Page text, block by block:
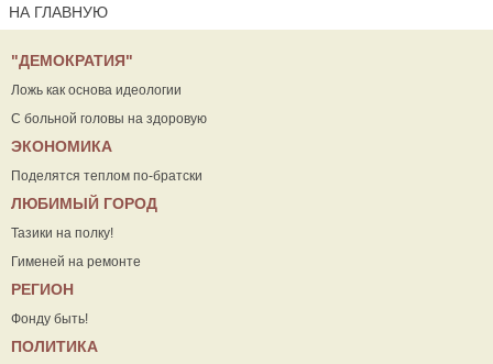
НА ГЛАВНУЮ
"ДЕМОКРАТИЯ"
Ложь как основа идеологии
С больной головы на здоровую
ЭКОНОМИКА
Поделятся теплом по-братски
ЛЮБИМЫЙ ГОРОД
Тазики на полку!
Гименей на ремонте
РЕГИОН
Фонду быть!
ПОЛИТИКА